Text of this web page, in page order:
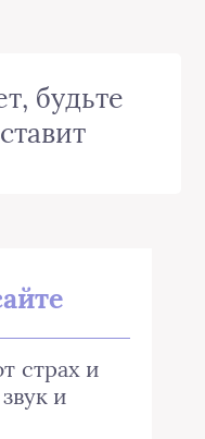
будьте
страх и
и